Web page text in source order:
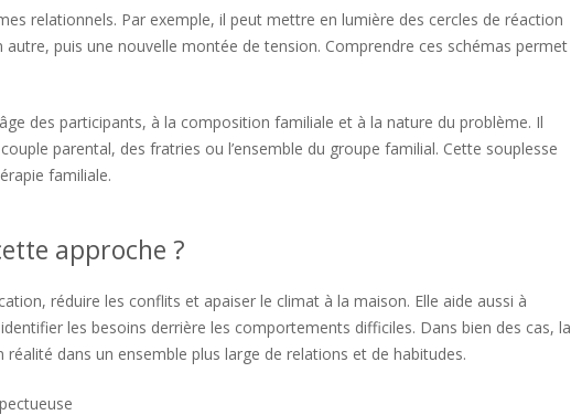
relationnels. Par exemple, il peut mettre en lumière des cercles de réaction
autre, puis une nouvelle montée de tension. Comprendre ces schémas permet
des participants, à la composition familiale et à la nature du problème. Il
parental, des fratries ou l’ensemble du groupe familial. Cette souplesse
familiale.
approche ?
réduire les conflits et apaiser le climat à la maison. Elle aide aussi à
les besoins derrière les comportements difficiles. Dans bien des cas, la
réalité dans un ensemble plus large de relations et de habitudes.